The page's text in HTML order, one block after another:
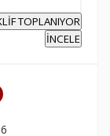
TOPLANIYOR
İNCELE